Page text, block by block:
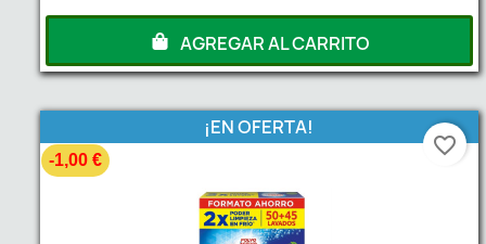
AGREGAR AL CARRITO
¡EN OFERTA!
-1,00 €
favorite_border